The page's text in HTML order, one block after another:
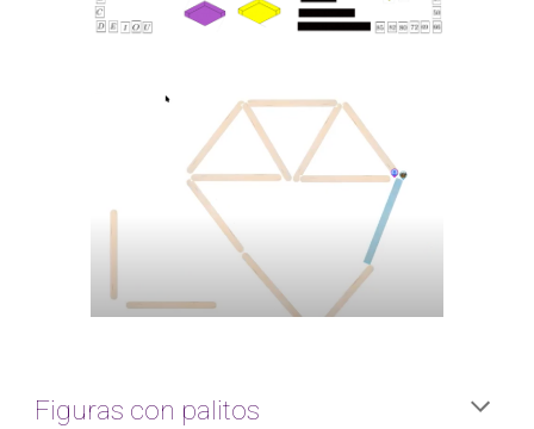
Figuras con palitos